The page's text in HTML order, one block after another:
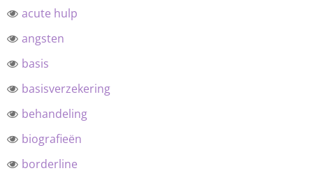
acute hulp
angsten
basis
basisverzekering
behandeling
biografieën
borderline